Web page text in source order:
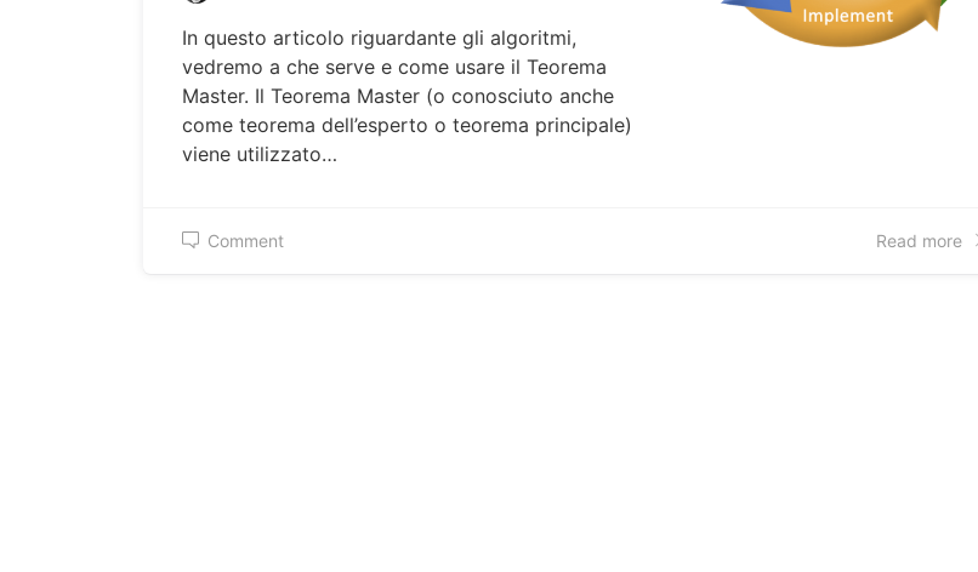
In questo articolo riguardante gli algoritmi,
vedremo a che serve e come usare il Teorema
Master. Il Teorema Master (o conosciuto anche
come teorema dell’esperto o teorema principale)
viene utilizzato…
Comment Read more